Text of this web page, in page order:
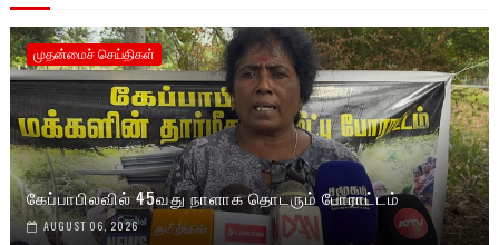
முதன்மைச் செய்திகள்
கேப்பாபிலவில் 45வது நாளாக தொடரும் போராட்டம்
AUGUST 06, 2026